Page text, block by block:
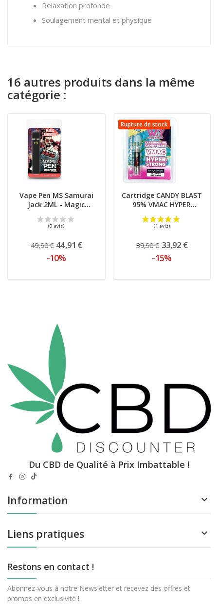
Relaxation profonde
Soulagement mental et physique
16 autres produits dans la même
catégorie :
Vape Pen MS Samurai
Jack 2ML - Magic
Farmers
49,90 € 44,91 €
-10%
Rupture de stock
Cartridge CANDY BLAST
95% VMAC HYPER
STRONG 1ML...
39,90 € 33,92 €
-15%
Du CBD de Qualité à Prix Imbattable !
Information 
Liens pratiques 
Restons en contact !
Abonnez-vous à notre Newsletter et recevez des offres et
promos en exclusivité !